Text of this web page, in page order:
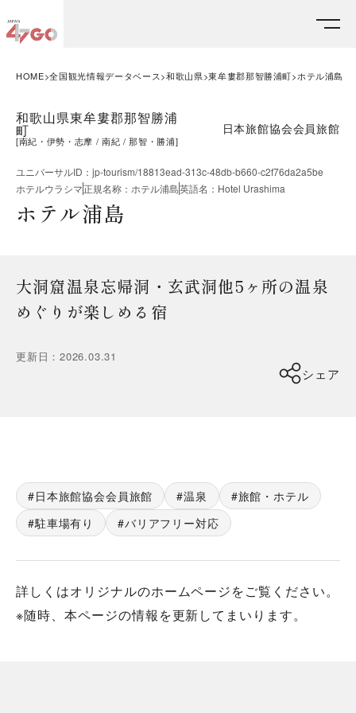
HOME 全国観光情報データベース 和歌山県 東牟婁郡那智勝浦町 ホテル浦島
和歌山県東牟婁郡那智勝浦
町
[南紀・伊勢・志摩 南紀 那智・勝浦]
日本旅館協会会員旅館
ユニバーサルID ： jp-tourism/18813ead-313c-48db-b660-c2f76da2a5be
ホテルウラシマ正規名称 ： ホテル浦島英語名 ： Hotel Urashima
ホテル浦島
大洞窟温泉忘帰洞・玄武洞他5ヶ所の温泉
めぐりが楽しめる宿
更新日 ：2026.03.31
シェア
日本旅館協会会員旅館 温泉
旅館・ホテル
駐車場有り
バリアフリー対応
詳しくはオリジナルのホームページをご覧ください。
※随時、本ページの情報を更新してまいります。